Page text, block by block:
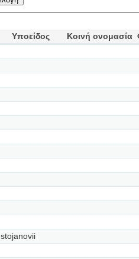
Υποείδος Κοινή ονομασία
stojanovii